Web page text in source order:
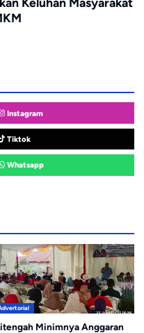
Instagram
Tiktok
Whatsapp
Minimnya Anggaran